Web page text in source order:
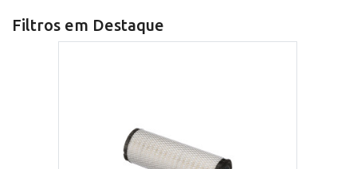
Filtros em Destaque